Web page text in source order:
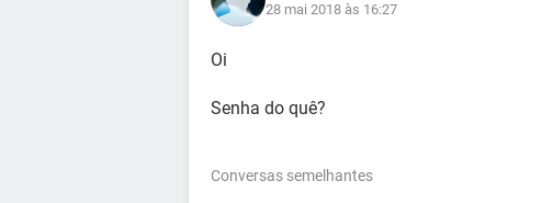
28 mai 2018 às 16:27
Oi
Senha do quê?
Conversas semelhantes